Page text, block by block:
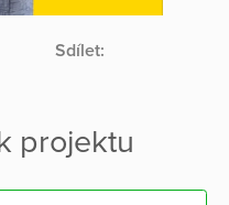
Sdílet:
projektu